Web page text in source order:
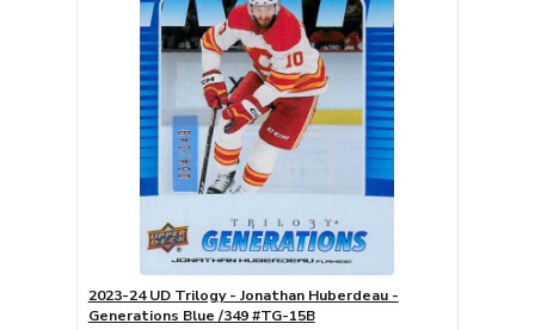
2023-24 UD Trilogy - Jonathan Huberdeau -
Generations Blue /349 #TG-15B